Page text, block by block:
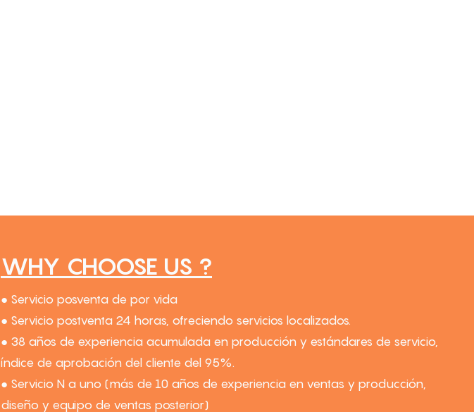
WHY CHOOSE US ?
● Servicio posventa de por vida
● Servicio postventa 24 horas, ofreciendo servicios localizados.
● 38 años de experiencia acumulada en producción y estándares de servicio,
índice de aprobación del cliente del 95%.
● Servicio N a uno (más de 10 años de experiencia en ventas y producción,
diseño y equipo de ventas posterior)